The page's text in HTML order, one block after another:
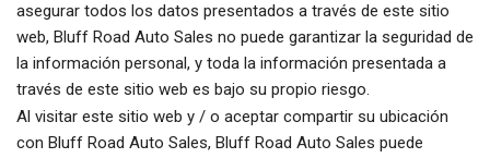
asegurar todos los datos presentados a través de este sitio
web, Bluff Road Auto Sales no puede garantizar la seguridad de
la información personal, y toda la información presentada a
través de este sitio web es bajo su propio riesgo.
Al visitar este sitio web y / o aceptar compartir su ubicación
con Bluff Road Auto Sales, Bluff Road Auto Sales puede